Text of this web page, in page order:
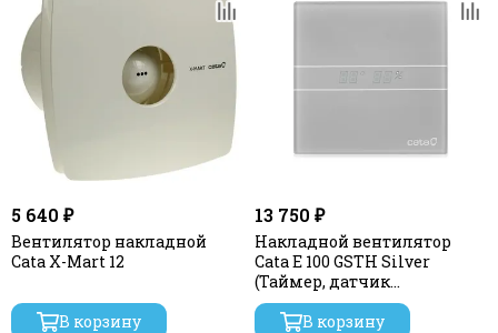
5 640 ₽
Вентилятор накладной
Cata X-Mart 12
В корзину
13 750 ₽
Накладной вентилятор
Cata E 100 GSTH Silver
(Таймер, датчик
влажности, термометр,
дисплей)В корзину